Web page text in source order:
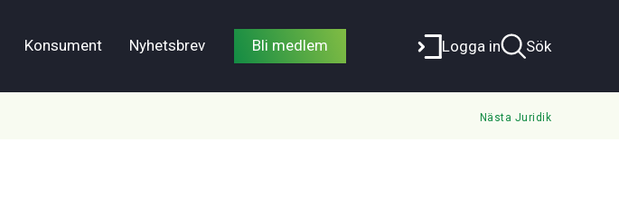
Konsument Nyhetsbrev Bli medlem Logga in Sök
Nästa Juridik